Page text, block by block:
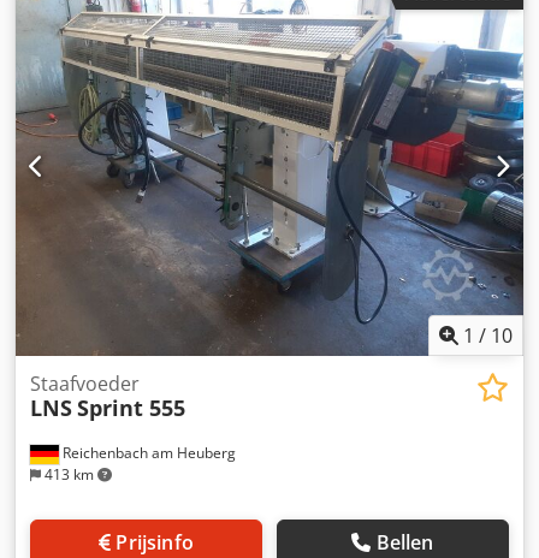
overgang: 5 minuten, handmatig Csdpfxezl Uu Ds Ah Serf
Totale overgang: 8 minuten of minder Motor: Servo
Aandrijfriem: Getande riem
1 / 10
Reichenbach am Heuberg
413 km
Staafvoeder
LNSSprint 555
Prijsinfo Bellen